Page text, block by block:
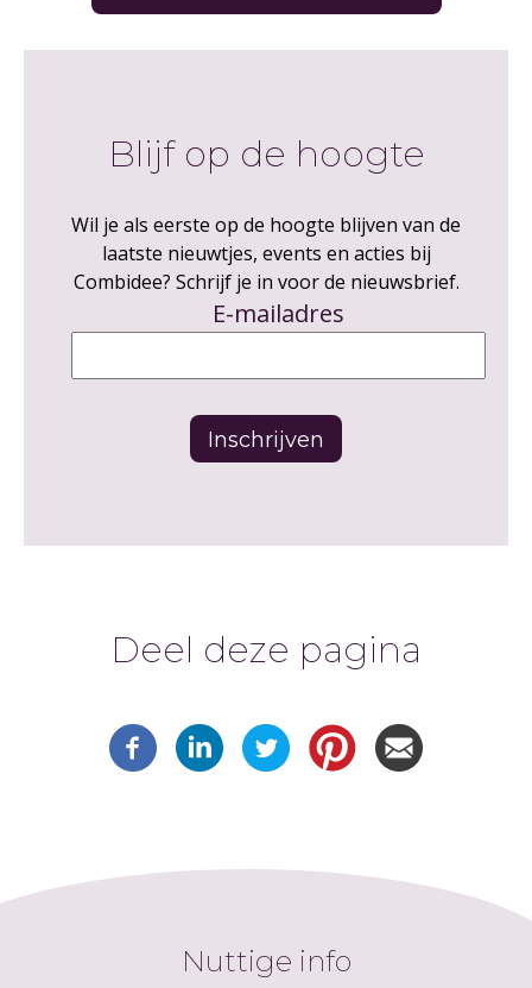
Blijf op de hoogte
Wil je als eerste op de hoogte blijven van de
laatste nieuwtjes, events en acties bij
Combidee? Schrijf je in voor de nieuwsbrief.
E-mailadres
Deel deze pagina
Nuttige info